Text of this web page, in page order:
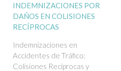
INDEMNIZACIONES POR
DAÑOS EN COLISIONES
RECÍPROCAS
Indemnizaciones en
Accidentes de Tráfico:
Colisiones Recíprocas y